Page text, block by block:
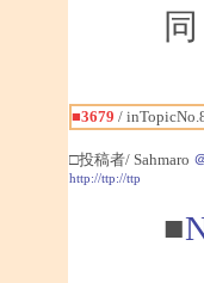
■3679 /
□投稿者/ Sahmaro
http://ttp://ttp
■